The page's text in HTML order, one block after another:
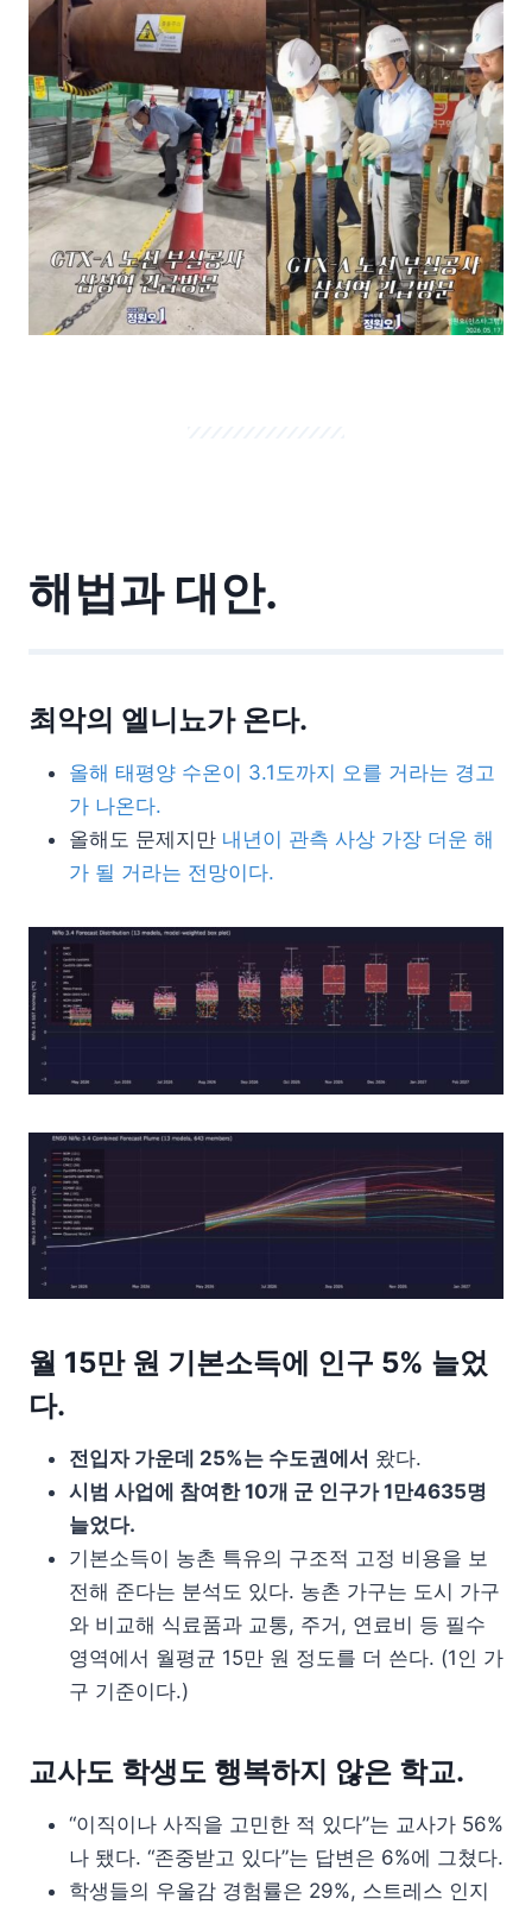
해법과 대안.
최악의 엘니뇨가 온다.
올해 태평양 수온이 3.1도까지 오를 거라는 경고
가 나온다.
올해도 문제지만 내년이 관측 사상 가장 더운 해
가 될 거라는 전망이다.
월 15만 원 기본소득에 인구 5% 늘었
다.
전입자 가운데 25%는 수도권에서 왔다.
시범 사업에 참여한 10개 군 인구가 1만4635명
늘었다.
기본소득이 농촌 특유의 구조적 고정 비용을 보
전해 준다는 분석도 있다. 농촌 가구는 도시 가구
와 비교해 식료품과 교통, 주거, 연료비 등 필수
영역에서 월평균 15만 원 정도를 더 쓴다. (1인 가
구 기준이다.)
교사도 학생도 행복하지 않은 학교.
“이직이나 사직을 고민한 적 있다”는 교사가 56%
나 됐다. “존중받고 있다”는 답변은 6%에 그쳤다.
학생들의 우울감 경험률은 29%, 스트레스 인지